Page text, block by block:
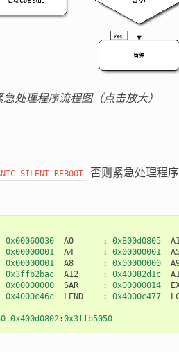
急处理程序流程图（点击放大）
否则紧急处理程
0x00060030 A0 : 0x800d0805
0x00000001 A4 : 0x00000001
0x00000001 A8 : 0x00000000
0x3ffb2bac A12 : 0x40082d1c
0x00000000 SAR : 0x00000014
0x4000c46c LEND : 0x4000c477
0x400d0802:0x3ffb5050